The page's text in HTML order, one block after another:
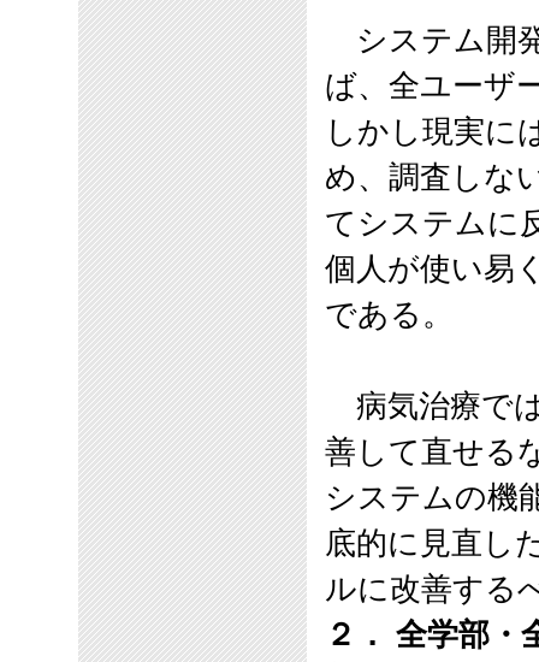
システム開
ば、全ユーザ
しかし現実に
め、調査しな
てシステムに
個人が使い易
である。
病気治療で
善して直せる
システムの機
底的に見直し
ルに改善する
２． 全学部